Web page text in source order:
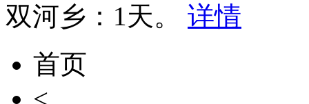
双河乡：1天。 详情
首页
<